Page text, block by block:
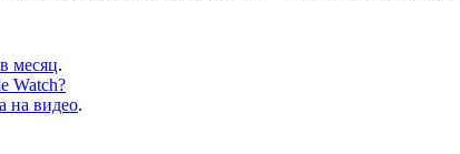
месяц.
Watch?
на видео.